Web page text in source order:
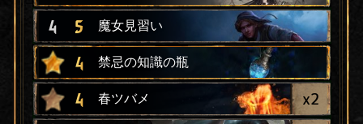
4 5 魔女見習い
4 禁忌の知識の瓶
4 春ツバメ x2